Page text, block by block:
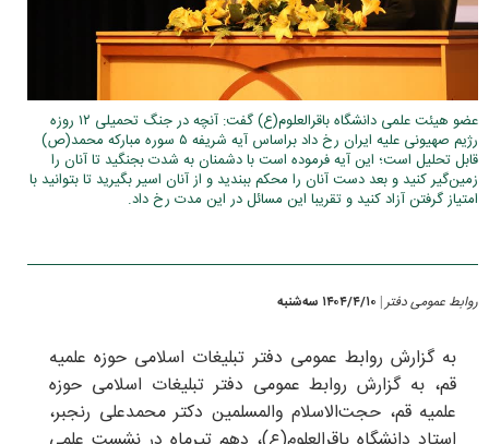
عضو هیئت علمی دانشگاه باقرالعلوم(ع) گفت: آنچه در جنگ تحمیلی ۱۲ روزه
رژیم صهیونی علیه ایران رخ داد براساس آیه شریفه ۵ سوره مبارکه محمد(ص)
قابل تحلیل است؛ این آیه فرموده است با دشمنان به شدت بجنگید تا آنان را
زمین‌گیر کنید و بعد دست آنان را محکم ببندید و از آنان اسیر بگیرید تا بتوانید با
امتیاز گرفتن آزاد کنید و تقریبا این مسائل در این مدت رخ داد.
روابط عمومی دفتر | ۱۴۰۴/۴/۱۰ سه‌شنبه
به گزارش روابط عمومی دفتر تبلیغات اسلامی حوزه علمیه
قم، به گزارش روابط عمومی دفتر تبلیغات اسلامی حوزه
علمیه قم، حجت‌الاسلام والمسلمین دکتر محمدعلی رنجبر،